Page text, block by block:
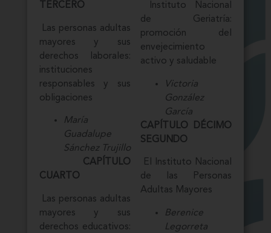
TERCERO
Las personas adultas
mayores y sus
derechos laborales:
instituciones
responsables y sus
obligaciones
María
Guadalupe
Sánchez Trujillo
CAPÍTULO
CUARTO
Las personas adultas
mayores y sus
derechos educativos:
Instituto Nacional
de Geriatría:
promoción del
envejecimiento
activo y saludable
Victoria
González
García
CAPÍTULO DÉCIMO
SEGUNDO
El Instituto Nacional
de las Personas
Adultas Mayores
Berenice
Legorreta